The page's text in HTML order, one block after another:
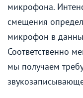
микрофона.
смещения
микрофон в
Соответственно
мы получаем